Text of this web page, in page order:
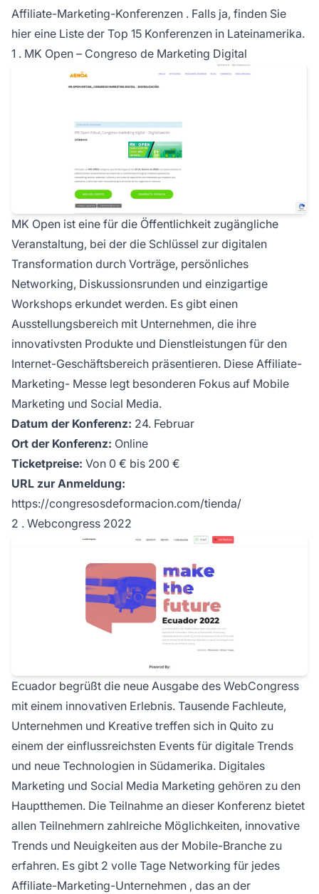
Affiliate-Marketing-Konferenzen . Falls ja, finden Sie
hier eine Liste der Top 15 Konferenzen in Lateinamerika.
1 . MK Open – Congreso de Marketing Digital
MK Open ist eine für die Öffentlichkeit zugängliche
Veranstaltung, bei der die Schlüssel zur digitalen
Transformation durch Vorträge, persönliches
Networking, Diskussionsrunden und einzigartige
Workshops erkundet werden. Es gibt einen
Ausstellungsbereich mit Unternehmen, die ihre
innovativsten Produkte und Dienstleistungen für den
Internet-Geschäftsbereich präsentieren. Diese Affiliate-
Marketing- Messe legt besonderen Fokus auf Mobile
Marketing und Social Media.
Datum der Konferenz: 24. Februar
Ort der Konferenz: Online
Ticketpreise: Von 0 € bis 200 €
URL zur Anmeldung:
https://congresosdeformacion.com/tienda/
2 . Webcongress 2022
Ecuador begrüßt die neue Ausgabe des WebCongress
mit einem innovativen Erlebnis. Tausende Fachleute,
Unternehmen und Kreative treffen sich in Quito zu
einem der einflussreichsten Events für digitale Trends
und neue Technologien in Südamerika. Digitales
Marketing und Social Media Marketing gehören zu den
Hauptthemen. Die Teilnahme an dieser Konferenz bietet
allen Teilnehmern zahlreiche Möglichkeiten, innovative
Trends und Neuigkeiten aus der Mobile-Branche zu
erfahren. Es gibt 2 volle Tage Networking für jedes
Affiliate-Marketing-Unternehmen , das an der